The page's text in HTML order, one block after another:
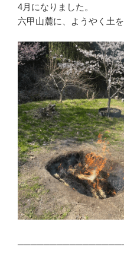
4月になりました。
六甲山麓に、ようやく土